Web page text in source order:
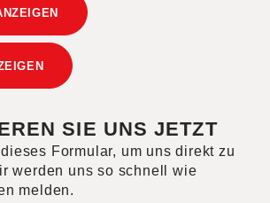
SIE UNS JETZT
Formular, um uns direkt zu
werden uns so schnell wie
melden.